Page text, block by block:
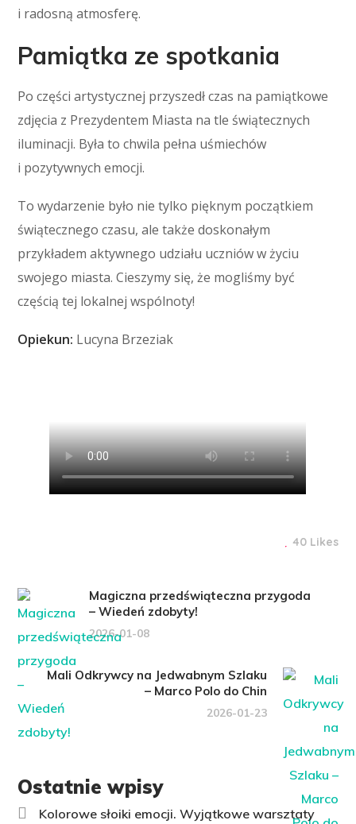
i radosną atmosferę.
Pamiątka ze spotkania
Po części artystycznej przyszedł czas na pamiątkowe
zdjęcia z Prezydentem Miasta na tle świątecznych
iluminacji. Była to chwila pełna uśmiechów
i pozytywnych emocji.
To wydarzenie było nie tylko pięknym początkiem
świątecznego czasu, ale także doskonałym
przykładem aktywnego udziału uczniów w życiu
swojego miasta. Cieszymy się, że mogliśmy być
częścią tej lokalnej wspólnoty!
Opiekun: Lucyna Brzeziak
40 Likes
Magiczna przedświąteczna przygoda
– Wiedeń zdobyty!
2026-01-08
Mali Odkrywcy na Jedwabnym Szlaku
– Marco Polo do Chin
2026-01-23
Ostatnie wpisy
Kolorowe słoiki emocji. Wyjątkowe warsztaty